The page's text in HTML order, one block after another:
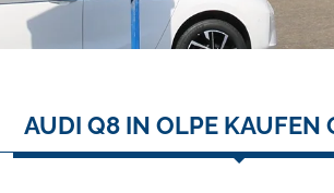
AUDI Q8 IN OLPE KAUFEN